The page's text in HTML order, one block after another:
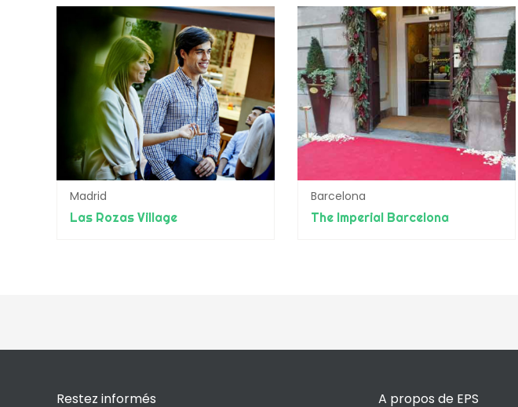
Madrid
Las Rozas Village
Barcelona
The Imperial Barcelona
Restez informés A propos de EPS